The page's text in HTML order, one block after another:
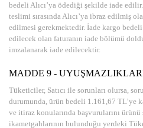
bedeli Alıcı’ya ödediği şekilde iade
teslimi sırasında Alıcı’ya ibraz edilmiş
edilmesi gerekmektedir. İade kargo bedeli
edilecek olan faturanın iade bölümü
imzalanarak iade edilecektir.
MADDE 9 -
Tüketiciler, Satıcı ile sorunları olursa,
durumunda, ürün bedeli 1.161,67
ve itiraz konularında başvurularını ürünü
ikametgahlarının bulunduğu yerdeki